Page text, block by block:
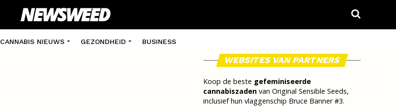
CANNABIS NIEUWS GEZONDHEID BUSINESS
WEBSITES VAN PARTNERS
Koop de beste gefeminiseerde
cannabiszaden van Original Sensible Seeds,
inclusief hun vlaggenschip Bruce Banner #3.